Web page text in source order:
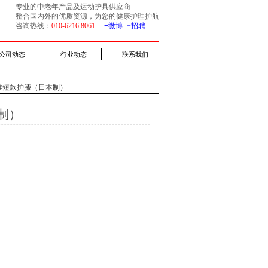
专业的中老年产品及运动护具供应商
整合国内外的优质资源，为您的健康护理护航
咨询热线： 010-6216 8061​ +招聘
+微博​
司动态 行业动态 联系我们
款护膝（日本制）
）